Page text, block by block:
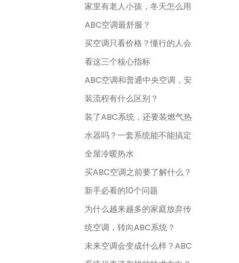
家里有老人小孩，冬天怎么用
ABC空调最舒服？
买空调只看价格？懂行的人会
看这三个核心指标
ABC空调和普通中央空调，安
装流程有什么区别？
装了ABC系统，还要装燃气热
水器吗？一套系统能不能搞定
全屋冷暖热水
买ABC空调之前要了解什么？
新手必看的10个问题
为什么越来越多的家庭放弃传
统空调，转向ABC系统？
未来空调会变成什么样？ABC